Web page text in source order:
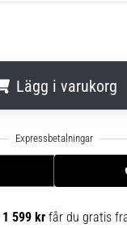
Lägg i varukorg
1 599 kr får du gratis